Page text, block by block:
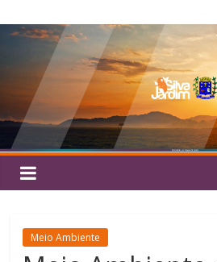
para
conteúdo
Silva
Jardim
Meio Ambiente